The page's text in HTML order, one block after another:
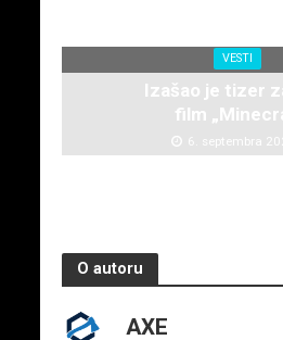
VESTI
Izašao je tizer
film
6. septembra
O autoru
AXE